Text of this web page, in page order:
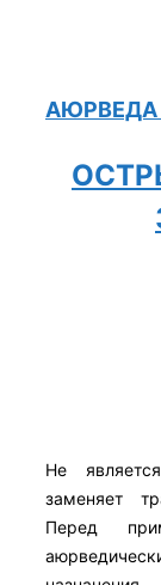
АЮРВЕДА
Не
заменяет
Перед